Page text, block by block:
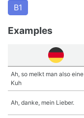
B1
Examples
Ah, so melkt man also eine
Kuh
Ah, danke, mein Lieber.